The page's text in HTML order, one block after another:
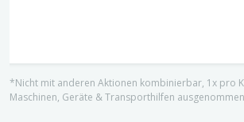
*Nicht mit anderen Aktionen kombinierbar, 1x pro
Maschinen, Geräte & Transporthilfen